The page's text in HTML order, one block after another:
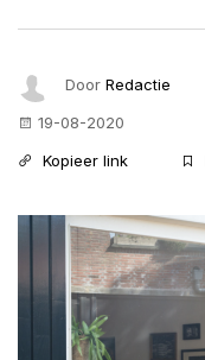
Door Redactie
19-08-2020
Kopieer link